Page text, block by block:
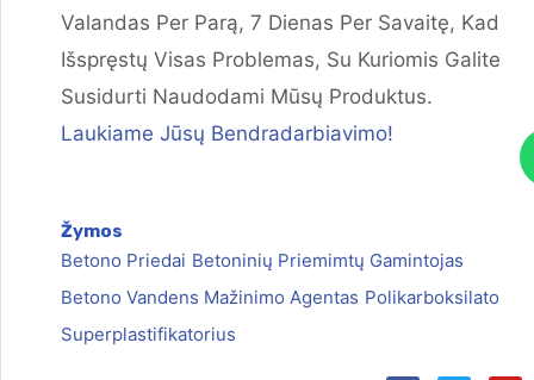
Valandas Per Parą, 7 Dienas Per Savaitę, Kad
Išspręstų Visas Problemas, Su Kuriomis Galite
Susidurti Naudodami Mūsų Produktus.
Laukiame Jūsų Bendradarbiavimo!
Žymos
Betono Priedai Betoninių Priemimtų Gamintojas
Betono Vandens Mažinimo Agentas Polikarboksilato
Superplastifikatorius